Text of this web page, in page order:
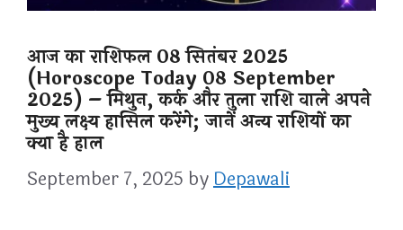
आज का राशिफल 08 सितंबर 2025
(Horoscope Today 08 September
2025) – मिथुन, कर्क और तुला राशि वाले अपने
मुख्य लक्ष्य हासिल करेंगे; जानें अन्य राशियों का
क्या है हाल
September 7, 2025 byDepawali